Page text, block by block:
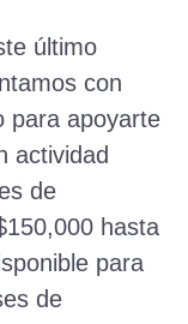
último
con
para apoyarte
actividad
de
hasta
para
de